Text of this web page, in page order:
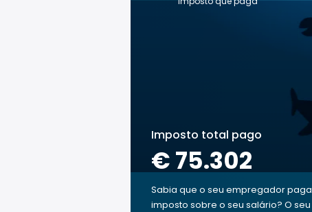
Imposto total pago
€ 75.302
Sabia que o seu empregador paga
imposto sobre o seu salário? O seu